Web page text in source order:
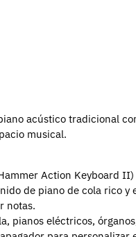
acústico tradicional
musical.
Action Keyboard
de piano de cola rico y
notas.
pianos eléctricos,